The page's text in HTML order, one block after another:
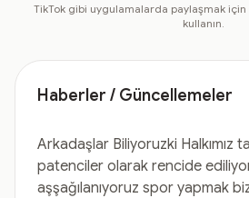
TikTok gibi uygulamalarda paylaşmak
kullanın.
Haberler / Güncellemeler
Arkadaşlar Biliyoruzki Halkımız
patenciler olarak rencide
aşşağılanıyoruz spor yapmak